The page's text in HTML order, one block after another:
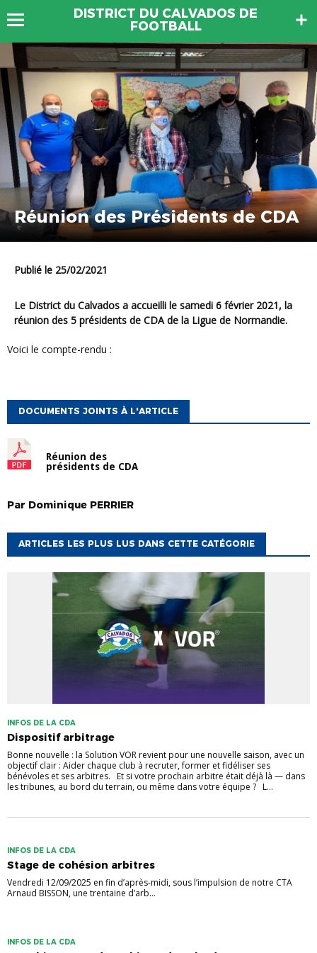
DISTRICT DU CALVADOS DE
FOOTBALL
Réunion des Présidents de CDA
Publié le 25/02/2021
Le District du Calvados a accueilli le samedi 6 février 2021, la
réunion des 5 présidents de CDA de la Ligue de Normandie.
Voici le compte-rendu :
DOCUMENTS JOINTS À L'ARTICLE
Réunion des
présidents de CDA
Par Dominique PERRIER
ARTICLES LES PLUS LUS DANS CETTE CATÉGORIE
INFOS DE LA CDA
Dispositif arbitrage
Bonne nouvelle : la Solution VOR revient pour une nouvelle saison, avec un
objectif clair : Aider chaque club à recruter, former et fidéliser ses
bénévoles et ses arbitres. Et si votre prochain arbitre était déjà là — dans
les tribunes, au bord du terrain, ou même dans votre équipe ? L...
INFOS DE LA CDA
Stage de cohésion arbitres
Vendredi 12/09/2025 en fin d’après-midi, sous l’impulsion de notre CTA
Arnaud BISSON, une trentaine d’arb...
INFOS DE LA CDA